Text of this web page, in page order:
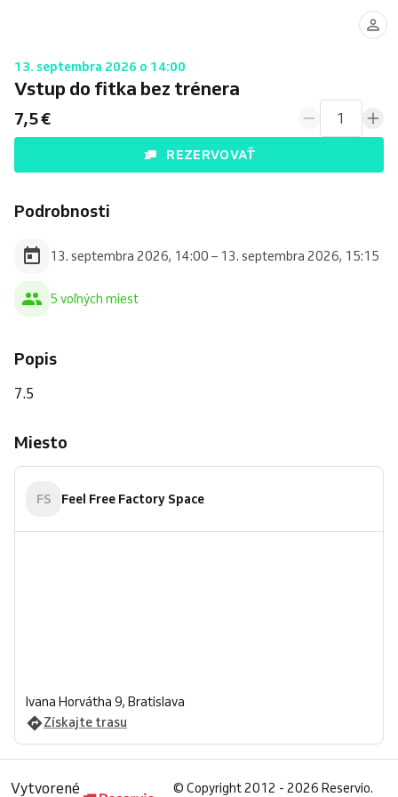
13. septembra 2026 o 14:00
Vstup do fitka bez trénera
7,5 € 1
REZERVOVAŤ
Podrobnosti
13. septembra 2026, 14:00 – 13. septembra 2026, 15:15
5 voľných miest
Popis
7.5
Miesto
FS Feel Free Factory Space
Ivana Horvátha 9, Bratislava
Získajte trasu
Vytvorené © Copyright 2012 - 2026 Reservio.